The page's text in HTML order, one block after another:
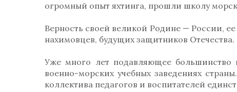
огромный опыт яхтинга, прошли школу
Верность своей великой Родине — России,
нахимовцев, будущих защитников Отечества.
Уже много лет подавляющее большинство
военно-морских учебных заведениях
коллектива педагогов и воспитателей